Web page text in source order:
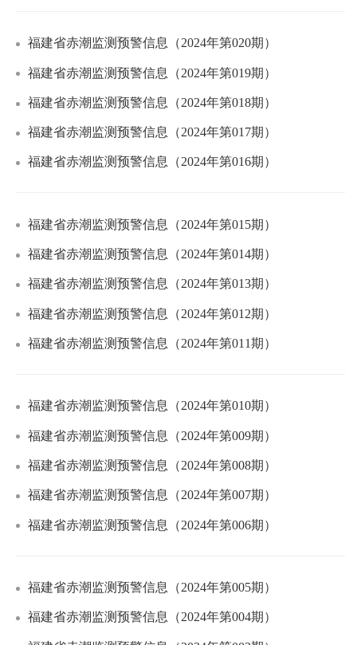
福建省赤潮监测预警信息（2024年第020期）
福建省赤潮监测预警信息（2024年第019期）
福建省赤潮监测预警信息（2024年第018期）
福建省赤潮监测预警信息（2024年第017期）
福建省赤潮监测预警信息（2024年第016期）
福建省赤潮监测预警信息（2024年第015期）
福建省赤潮监测预警信息（2024年第014期）
福建省赤潮监测预警信息（2024年第013期）
福建省赤潮监测预警信息（2024年第012期）
福建省赤潮监测预警信息（2024年第011期）
福建省赤潮监测预警信息（2024年第010期）
福建省赤潮监测预警信息（2024年第009期）
福建省赤潮监测预警信息（2024年第008期）
福建省赤潮监测预警信息（2024年第007期）
福建省赤潮监测预警信息（2024年第006期）
福建省赤潮监测预警信息（2024年第005期）
福建省赤潮监测预警信息（2024年第004期）